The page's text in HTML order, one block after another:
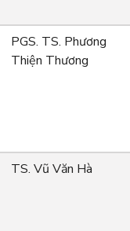
PGS. TS. Phương
Thiện Thương
TS. Vũ Văn Hà